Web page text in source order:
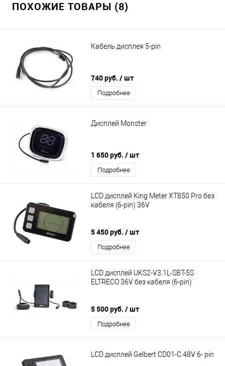
ПОХОЖИЕ ТОВАРЫ (8)
Кабель дисплея 5-pin
740 руб. / шт
Подробнее
Дисплей Monster
1 650 руб. / шт
Подробнее
LCD дисплей King Meter XT850 Pro без
кабеля (6-pin) 36V
5 450 руб. / шт
Подробнее
LCD дисплей UKS2-V3.1L-SBT-5S
ELTRECO 36V без кабеля (6-pin)
5 500 руб. / шт
Подробнее
LCD дисплей Gelbert CD01-C 48V 6- pin